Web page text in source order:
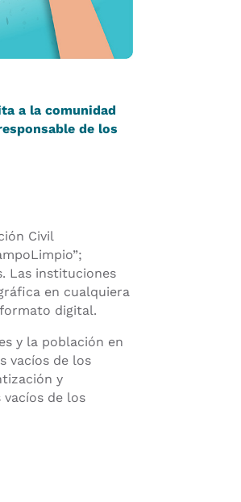
a la comunidad
de los
Civil
Las instituciones
en cualquiera
digital.
y la población en
vacíos de los
y
de los